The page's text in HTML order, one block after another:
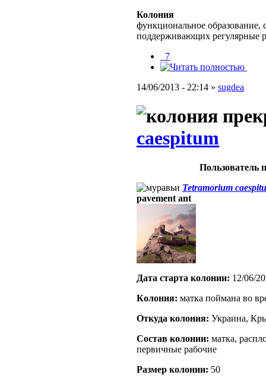
Колония
функциональное образование,
поддерживающих регулярные
_7
14/06/2013 - 22:14 » sugdea
caespitum
Пользователь
Tetramorium
pavement ant
Дата старта кoлонии: 12/06/
Кoлония: матка поймана во
Откуда кoлония: Украина,
Состав кoлонии: матка,
первичные рабочие
Размер кoлонии: 50